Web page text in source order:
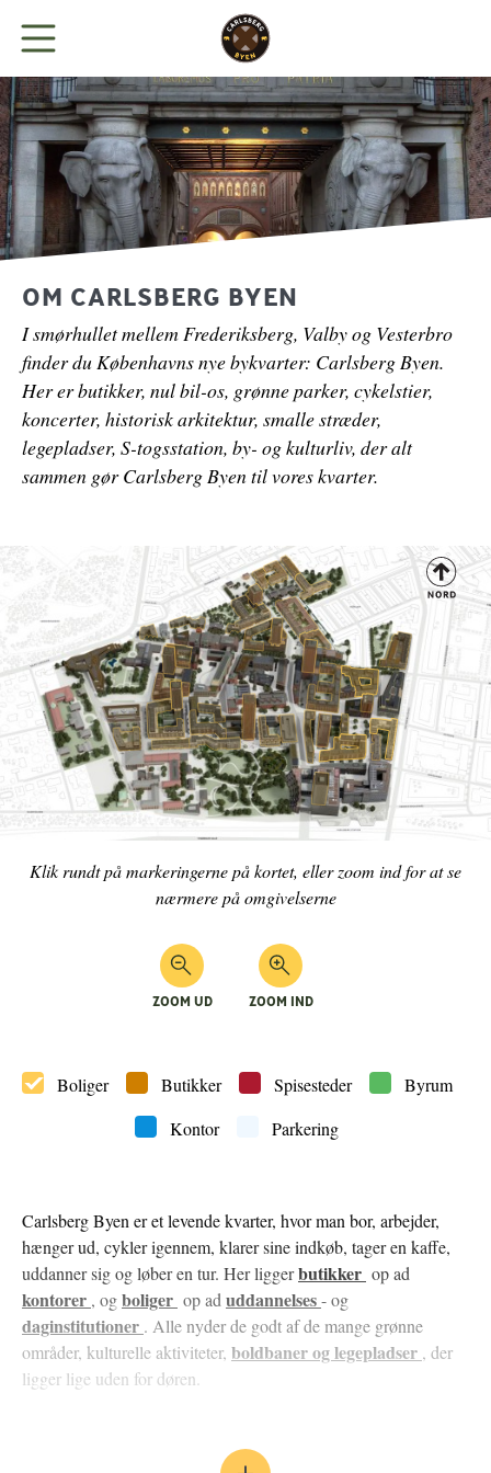
BYEN
LEJ KONTOR
BUTIKKER
NYHEDER
PARKERING
OM CARLSBERG BYEN
I smørhullet mellem Frederiksberg, Valby og Vesterbro
finder du Københavns nye bykvarter: Carlsberg Byen.
Her er butikker, nul bil-os, grønne parker, cykelstier,
koncerter, historisk arkitektur, smalle stræder,
legepladser, S-togsstation, by- og kulturliv, der alt
sammen gør Carlsberg Byen til vores kvarter.
Henter kortet ...
Klik rundt på markeringerne på kortet, eller zoom ind for at se
nærmere på omgivelserne
ZOOM UD ZOOM IND
Boliger Butikker Spisesteder
Byrum
Kontor
Parkering
Carlsberg Byen er et levende kvarter, hvor man bor, arbejder,
hænger ud, cykler igennem, klarer sine indkøb, tager en kaffe,
uddanner sig og løber en tur. Her liggerbutikker op ad
kontorer , ogboliger op ad uddannelses- og
daginstitutioner . Alle nyder de godt af de mange grønne
områder, kulturelle aktiviteter, boldbaner og legepladser , der
ligger lige uden for døren.